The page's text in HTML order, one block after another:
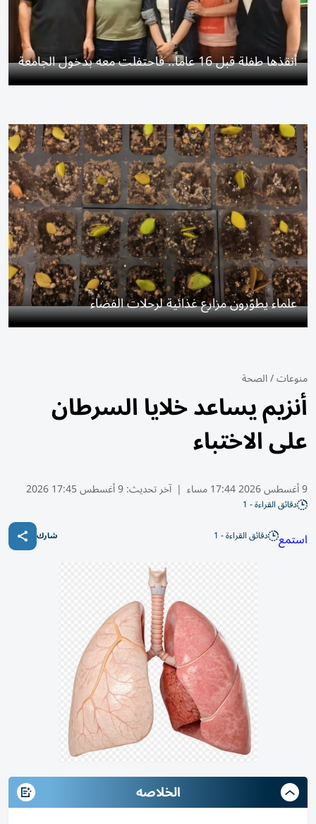
أنقذها طفلة قبل 16 عاماً.. فاحتفلت معه بدخول الجامعة
علماء يطوّرون مزارع غذائية لرحلات الفضاء
منوعات/الصحة
أنزيم يساعد خلايا السرطان
على الاختباء
9 أغسطس 2026 17:44 مساء | آخر تحديث:9 أغسطس 17:45 2026
دقائق القراءة - 1
استمع دقائق القراءة - 1 شارك
الخلاصه